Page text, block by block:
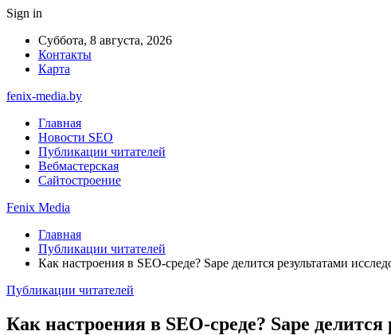
Sign in
Суббота, 8 августа, 2026
Контакты
Карта
fenix-media.by
Главная
Новости SEO
Публикации читателей
Вебмастерская
Сайтостроение
Fenix Media
Главная
Публикации читателей
Как настроения в SEO-среде? Sape делится результатами
Публикации читателей
Как настроения в SEO-среде? Sape